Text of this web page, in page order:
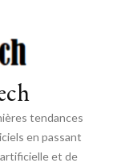
tendances
en passant
et de